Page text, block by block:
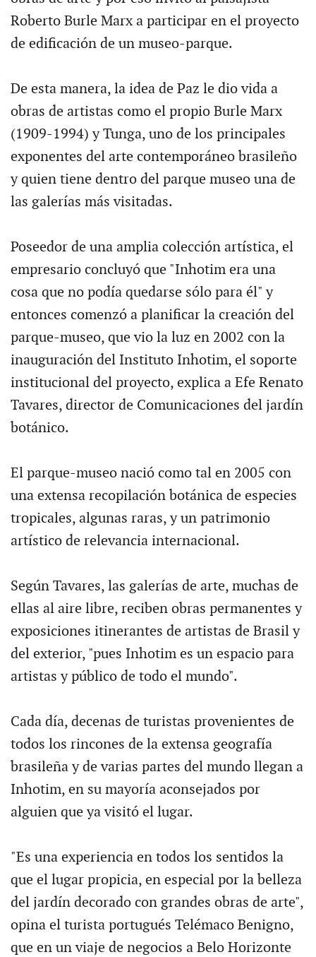
Roberto Burle Marx a participar en el proyecto
de edificación de un museo-parque.
De esta manera, la idea de Paz le dio vida a
obras de artistas como el propio Burle Marx
(1909-1994) y Tunga, uno de los principales
exponentes del arte contemporáneo brasileño
y quien tiene dentro del parque museo una de
las galerías más visitadas.
Poseedor de una amplia colección artística, el
empresario concluyó que "Inhotim era una
cosa que no podía quedarse sólo para él" y
entonces comenzó a planificar la creación del
parque-museo, que vio la luz en 2002 con la
inauguración del Instituto Inhotim, el soporte
institucional del proyecto, explica a Efe Renato
Tavares, director de Comunicaciones del jardín
botánico.
El parque-museo nació como tal en 2005 con
una extensa recopilación botánica de especies
tropicales, algunas raras, y un patrimonio
artístico de relevancia internacional.
Según Tavares, las galerías de arte, muchas de
ellas al aire libre, reciben obras permanentes y
exposiciones itinerantes de artistas de Brasil y
del exterior, "pues Inhotim es un espacio para
artistas y público de todo el mundo".
Cada día, decenas de turistas provenientes de
todos los rincones de la extensa geografía
brasileña y de varias partes del mundo llegan a
Inhotim, en su mayoría aconsejados por
alguien que ya visitó el lugar.
"Es una experiencia en todos los sentidos la
que el lugar propicia, en especial por la belleza
del jardín decorado con grandes obras de arte",
opina el turista portugués Telémaco Benigno,
que en un viaje de negocios a Belo Horizonte